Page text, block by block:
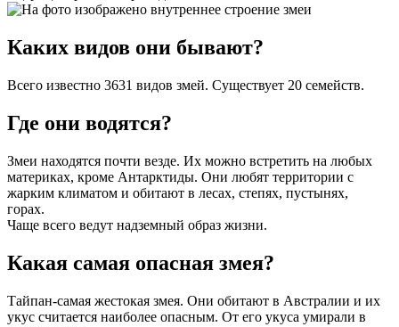
Каких видов они бывают?
Всего известно 3631 видов змей. Существует 20 семейств.
Где они водятся?
Змеи находятся почти везде. Их можно встретить на любых
материках, кроме Антарктиды. Они любят территории с
жарким климатом и обитают в лесах, степях, пустынях,
горах.
Чаще всего ведут надземный образ жизни.
Какая самая опасная змея?
Тайпан-самая жестокая змея. Они обитают в Австралии и их
укус считается наиболее опасным. От его укуса умирали в